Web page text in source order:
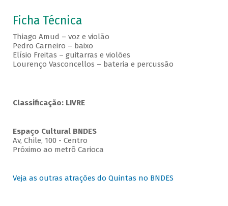
Ficha Técnica
Thiago Amud – voz e violão
Pedro Carneiro – baixo
Elísio Freitas – guitarras e violões
Lourenço Vasconcellos – bateria e percussão
Classificação: LIVRE
Espaço Cultural BNDES
Av, Chile, 100 - Centro
Próximo ao metrô Carioca
Veja as outras atrações do Quintas no BNDES